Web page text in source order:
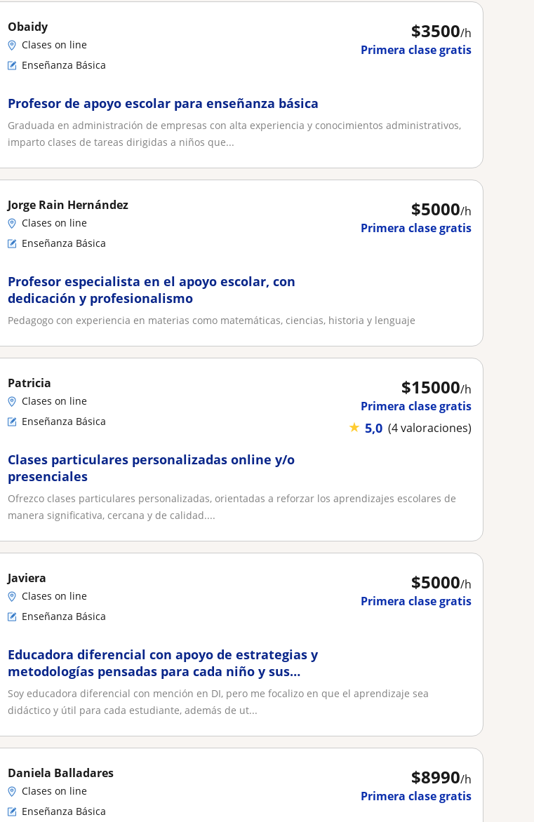
$3500/h
Primera clase gratis
Obaidy
Clases on line
Enseñanza Básica
Profesor de apoyo escolar para enseñanza básica
Graduada en administración de empresas con alta experiencia y conocimientos administrativos,
imparto clases de tareas dirigidas a niños que...
$5000/h
Primera clase gratis
Jorge Rain Hernández
Clases on line
Enseñanza Básica
Profesor especialista en el apoyo escolar, con
dedicación y profesionalismo
Pedagogo con experiencia en materias como matemáticas, ciencias, historia y lenguaje
$15000/h
Primera clase gratis
★ 5,0 (4 valoraciones)
Patricia
Clases on line
Enseñanza Básica
Clases particulares personalizadas online y/o
presenciales
Ofrezco clases particulares personalizadas, orientadas a reforzar los aprendizajes escolares de
manera significativa, cercana y de calidad....
$5000/h
Primera clase gratis
Javiera
Clases on line
Enseñanza Básica
Educadora diferencial con apoyo de estrategias y
metodologías pensadas para cada niño y sus
necesidades
Soy educadora diferencial con mención en DI, pero me focalizo en que el aprendizaje sea
didáctico y útil para cada estudiante, además de ut...
$8990/h
Primera clase gratis
Daniela Balladares
Clases on line
Enseñanza Básica